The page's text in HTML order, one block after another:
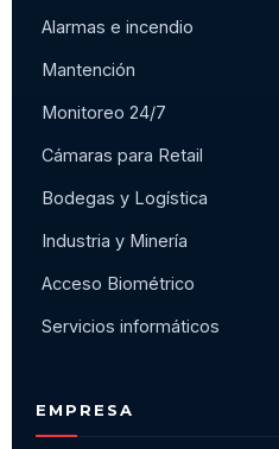
Alarmas e incendio
Mantención
Monitoreo 24/7
Cámaras para Retail
Bodegas y Logística
Industria y Minería
Acceso Biométrico
Servicios informáticos
EMPRESA